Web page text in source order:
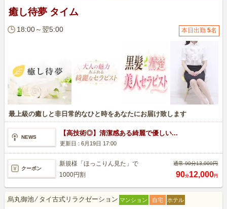
癒し待夢 タイム
18:00～翌5:00 本日出勤5名
最上級の癒しと非日常的なひと時をあなたにお届け致します
NEWS
【高技術◎】清潔感ある綺麗で優しい...
更新日 : 6月19日 17:00
クーポン
新規様「ほっこりん見た」で
1000円割
通常 90分13,000円
90分12,000円
烏丸御池⁄ タイ古式リラクゼーション ホテル
自宅
マンション